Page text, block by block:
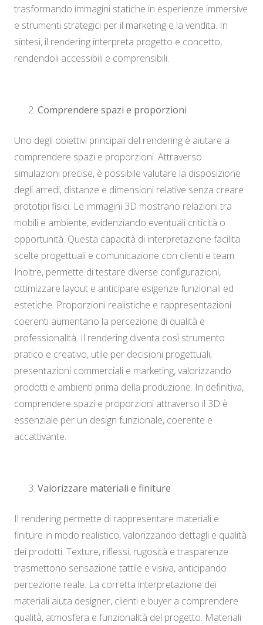
trasformando immagini statiche in esperienze immersive
e strumenti strategici per il marketing e la vendita. In
sintesi, il rendering interpreta progetto e concetto,
rendendoli accessibili e comprensibili.
Comprendere spazi e proporzioni
Uno degli obiettivi principali del rendering è aiutare a
comprendere spazi e proporzioni. Attraverso
simulazioni precise, è possibile valutare la disposizione
degli arredi, distanze e dimensioni relative senza creare
prototipi fisici. Le immagini 3D mostrano relazioni tra
mobili e ambiente, evidenziando eventuali criticità o
opportunità. Questa capacità di interpretazione facilita
scelte progettuali e comunicazione con clienti e team.
Inoltre, permette di testare diverse configurazioni,
ottimizzare layout e anticipare esigenze funzionali ed
estetiche. Proporzioni realistiche e rappresentazioni
coerenti aumentano la percezione di qualità e
professionalità. Il rendering diventa così strumento
pratico e creativo, utile per decisioni progettuali,
presentazioni commerciali e marketing, valorizzando
prodotti e ambienti prima della produzione. In definitiva,
comprendere spazi e proporzioni attraverso il 3D è
essenziale per un design funzionale, coerente e
accattivante.
Valorizzare materiali e finiture
Il rendering permette di rappresentare materiali e
finiture in modo realistico, valorizzando dettagli e qualità
dei prodotti. Texture, riflessi, rugosità e trasparenze
trasmettono sensazione tattile e visiva, anticipando
percezione reale. La corretta interpretazione dei
materiali aiuta designer, clienti e buyer a comprendere
qualità, atmosfera e funzionalità del progetto. Materiali